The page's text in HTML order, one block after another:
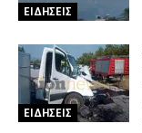
ΕΙΔΗΣΕΙΣ
ΕΙΔΗΣΕΙΣ